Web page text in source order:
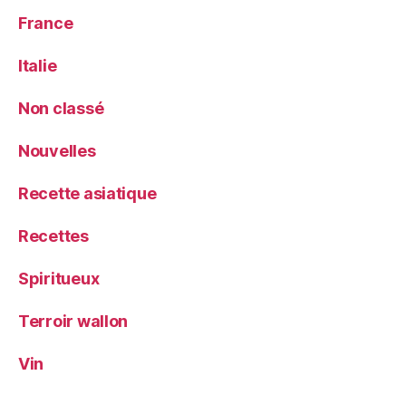
France
Italie
Non classé
Nouvelles
Recette asiatique
Recettes
Spiritueux
Terroir wallon
Vin